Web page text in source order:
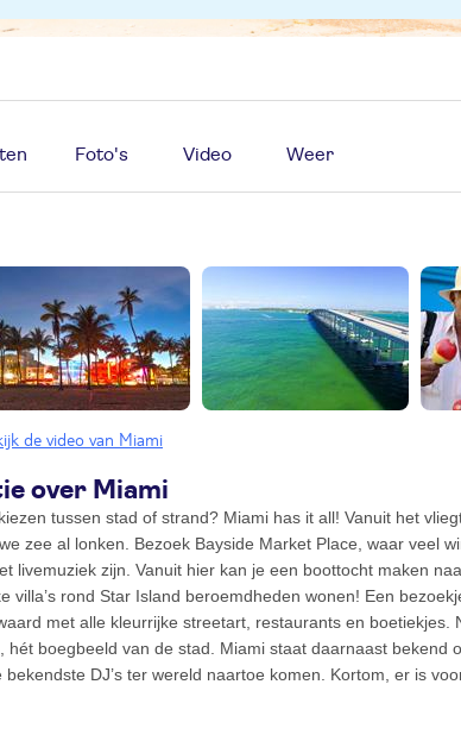
Foto's Video Weer
de video van Miami
over Miami
tussen stad of strand? Miami has it all! Vanuit het
zee al lonken. Bezoek Bayside Market Place, waar veel
livemuziek zijn. Vanuit hier kan je een boottocht maken
villa’s rond Star Island beroemdheden wonen! Een
met alle kleurrijke streetart, restaurants en boetiekjes.
hét boegbeeld van de stad. Miami staat daarnaast bekend
DJ’s ter wereld naartoe komen. Kortom, er is